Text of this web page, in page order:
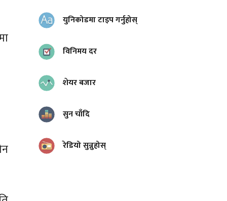
युनिकोडमा टाइप गर्नुहोस्
विनिमय दर
शेयर बजार
सुन चाँदि
रेडियो सुन्नुहोस्